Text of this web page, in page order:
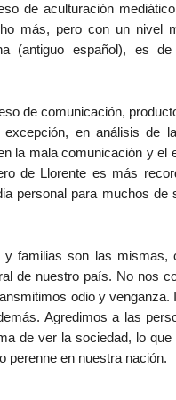
de aculturación
más, pero con un nivel
(antiguo español), es
de comunicación,
en análisis de
la mala comunicación y el
de Llorente es más
personal para muchos de
familias son las mismas,
de nuestro país. No nos
odio y venganza.
Agredimos a las
de ver la sociedad, lo que
perenne en nuestra nación.